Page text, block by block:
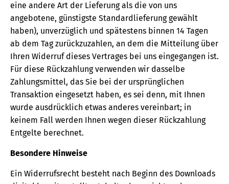
eine andere Art der Lieferung als die von uns
angebotene, günstigste Standardlieferung gewählt
haben), unverzüglich und spätestens binnen 14 Tagen
ab dem Tag zurückzuzahlen, an dem die Mitteilung über
Ihren Widerruf dieses Vertrages bei uns eingegangen ist.
Für diese Rückzahlung verwenden wir dasselbe
Zahlungsmittel, das Sie bei der ursprünglichen
Transaktion eingesetzt haben, es sei denn, mit Ihnen
wurde ausdrücklich etwas anderes vereinbart; in
keinem Fall werden Ihnen wegen dieser Rückzahlung
Entgelte berechnet.
Besondere Hinweise
Ein Widerrufsrecht besteht nach Beginn des Downloads